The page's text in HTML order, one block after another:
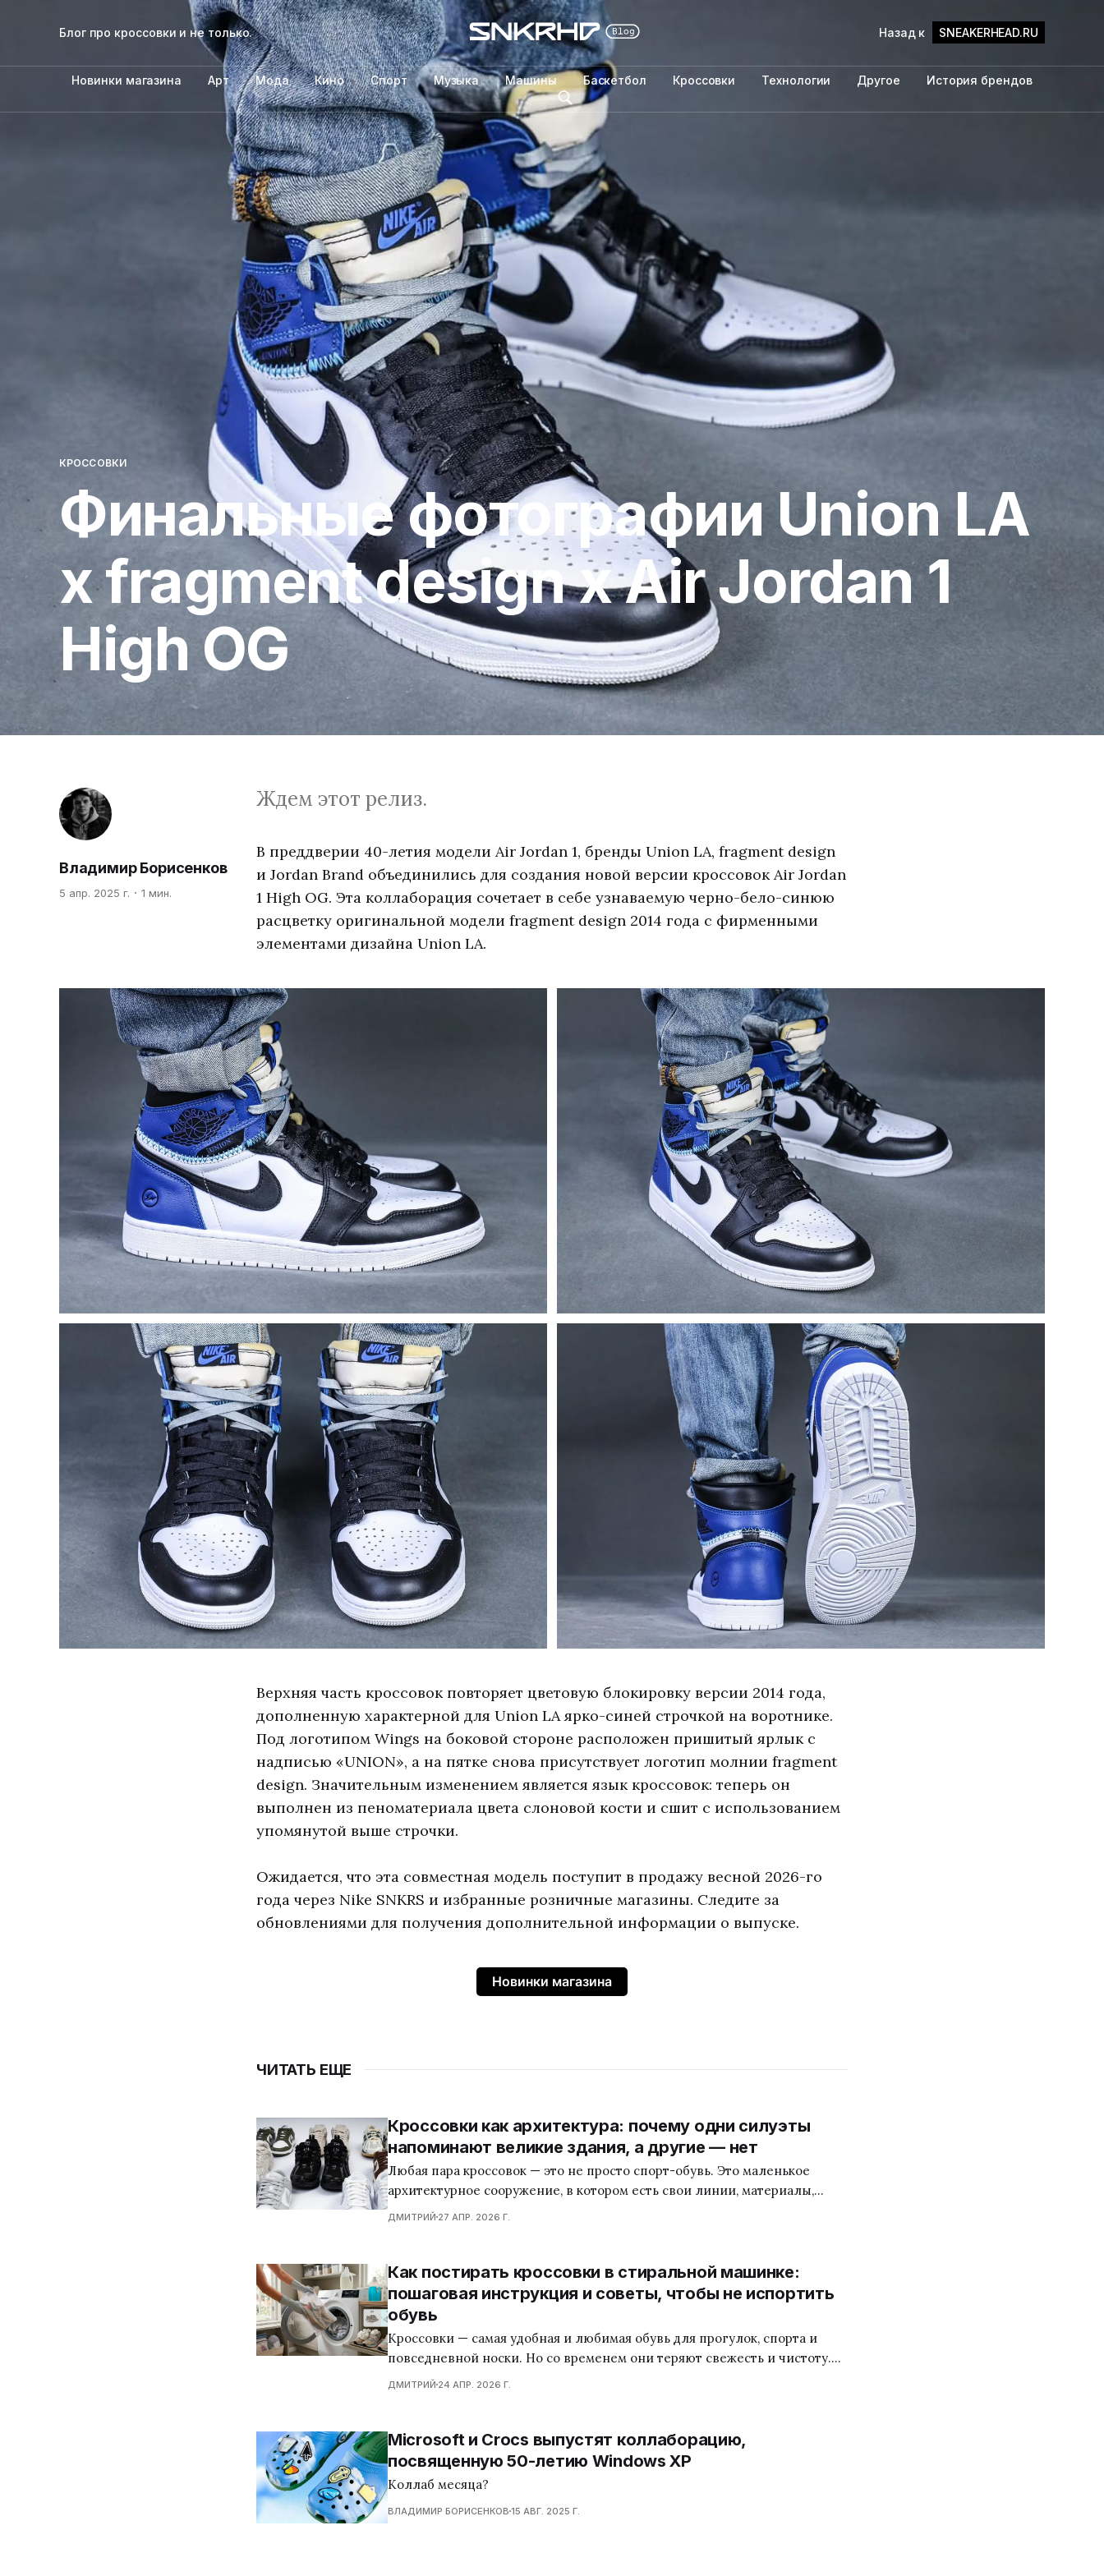
Блог про кроссовки и не только.
Новинки магазина Арт Мода Кино Спорт Музыка Машины Баскетбол Кроссовки Технологии Другое История брендов
Назад к SNEAKERHEAD.RU
КРОССОВКИ
Финальные фотографии Union LA
x fragment design x Air Jordan 1
High OG
Владимир Борисенков
5 апр. 2025 г. 1 мин.
Ждем этот релиз.
В преддверии 40-летия модели Air Jordan 1, бренды Union LA, fragment design
и Jordan Brand объединились для создания новой версии кроссовок Air Jordan
1 High OG. Эта коллаборация сочетает в себе узнаваемую черно-бело-синюю
расцветку оригинальной модели fragment design 2014 года с фирменными
элементами дизайна Union LA.
Верхняя часть кроссовок повторяет цветовую блокировку версии 2014 года,
дополненную характерной для Union LA ярко-синей строчкой на воротнике.
Под логотипом Wings на боковой стороне расположен пришитый ярлык с
надписью «UNION», а на пятке снова присутствует логотип молнии fragment
design. Значительным изменением является язык кроссовок: теперь он
выполнен из пеноматериала цвета слоновой кости и сшит с использованием
упомянутой выше строчки.
Ожидается, что эта совместная модель поступит в продажу весной 2026-го
года через Nike SNKRS и избранные розничные магазины. Следите за
обновлениями для получения дополнительной информации о выпуске.
Новинки магазина
ЧИТАТЬ ЕЩЕ
Кроссовки как архитектура: почему одни силуэты
напоминают великие здания, а другие — нет
Любая пара кроссовок — это не просто спорт-обувь. Это маленькое
архитектурное сооружение, в котором есть свои линии, материалы,
конструктивные решения и даже философия формы. Как в архитектуре:
через несколько лет. То же происходит и с
ДМИТРИЙ 27 АПР. 2026 Г.
Как постирать кроссовки в стиральной машинке:
пошаговая инструкция и советы, чтобы не испортить
обувь
Кроссовки — самая удобная и любимая обувь для прогулок, спорта и
повседневной носки. Но со временем они теряют свежесть и чистоту.
Многие боятся стирать обувь в машинке, думая, что она деформируется
безопасной и эффективной.
ДМИТРИЙ 24 АПР. 2026 Г.
Microsoft и Crocs выпустят коллаборацию,
посвященную 50-летию Windows XP
Коллаб месяца?
ВЛАДИМИР БОРИСЕНКОВ 15 АВГ. 2025 Г.